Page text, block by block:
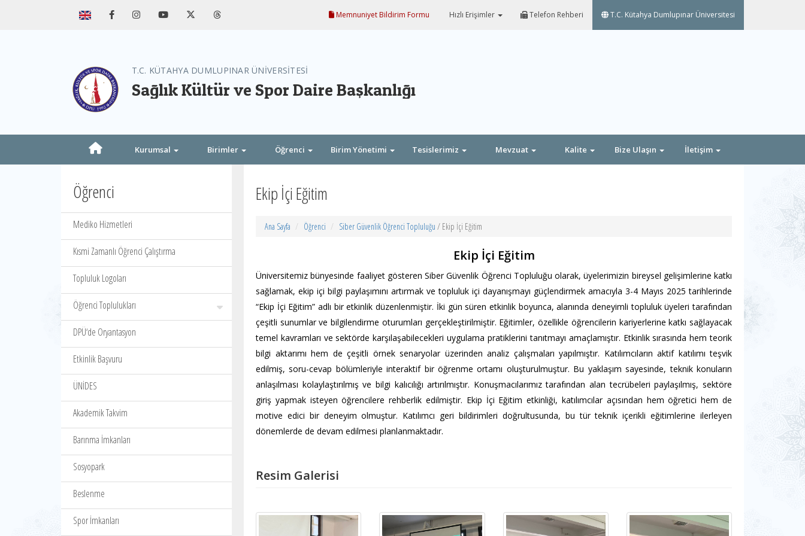
Memnuniyet Bildirim Formu Hızlı Erişimler Telefon Rehberi T.C. Kütahya Dumlupınar Üniversitesi
T.C. KÜTAHYA DUMLUPINAR ÜNİVERSİTESİ
Sağlık Kültür ve Spor Daire Başkanlığı
Kurumsal Birimler Öğrenci Birim Yönetimi Tesislerimiz Mevzuat Kalite Bize Ulaşın İletişim
Öğrenci
Mediko Hizmetleri
Kısmi Zamanlı Öğrenci Çalıştırma
Topluluk Logoları
Öğrenci Toplulukları
DPÜ‘de Oryantasyon
Etkinlik Başvuru
ÜNİDES
Akademik Takvim
Barınma İmkanları
Sosyopark
Beslenme
Spor İmkanları
Ekip İçi Eğitim
Ana Sayfa Öğrenci Siber Güvenlik Öğrenci Topluluğu / Ekip İçi Eğitim
Ekip İçi Eğitim
Üniversitemiz bünyesinde faaliyet gösteren Siber Güvenlik Öğrenci Topluluğu olarak, üyelerimizin bireysel gelişimlerine katkı
sağlamak, ekip içi bilgi paylaşımını artırmak ve topluluk içi dayanışmayı güçlendirmek amacıyla 3-4 Mayıs 2025 tarihlerinde
“Ekip İçi Eğitim” adlı bir etkinlik düzenlenmiştir. İki gün süren etkinlik boyunca, alanında deneyimli topluluk üyeleri tarafından
çeşitli sunumlar ve bilgilendirme oturumları gerçekleştirilmiştir. Eğitimler, özellikle öğrencilerin kariyerlerine katkı sağlayacak
temel kavramları ve sektörde karşılaşabilecekleri uygulama pratiklerini tanıtmayı amaçlamıştır. Etkinlik sırasında hem teorik
bilgi aktarımı hem de çeşitli örnek senaryolar üzerinden analiz çalışmaları yapılmıştır. Katılımcıların aktif katılımı teşvik
edilmiş, soru-cevap bölümleriyle interaktif bir öğrenme ortamı oluşturulmuştur. Bu yaklaşım sayesinde, teknik konuların
anlaşılması kolaylaştırılmış ve bilgi kalıcılığı artırılmıştır. Konuşmacılarımız tarafından alan tecrübeleri paylaşılmış, sektöre
giriş yapmak isteyen öğrencilere rehberlik edilmiştir. Ekip İçi Eğitim etkinliği, katılımcılar açısından hem öğretici hem de
motive edici bir deneyim olmuştur. Katılımcı geri bildirimleri doğrultusunda, bu tür teknik içerikli eğitimlerine ilerleyen
dönemlerde de devam edilmesi planlanmaktadır.
Resim Galerisi